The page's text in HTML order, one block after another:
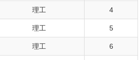
理工 4
理工 5
理工 6